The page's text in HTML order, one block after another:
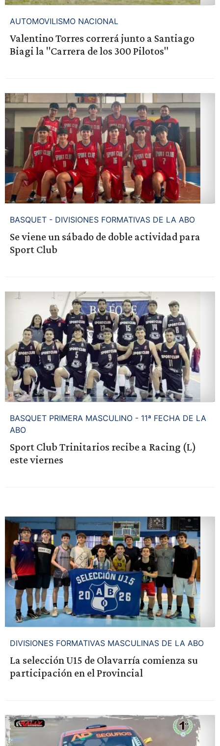
AUTOMOVILISMO NACIONAL
Valentino Torres correrá junto a Santiago
Biagi la "Carrera de los 300 Pilotos"
BASQUET - DIVISIONES FORMATIVAS DE LA ABO
Se viene un sábado de doble actividad para
Sport Club
BASQUET PRIMERA MASCULINO - 11ª FECHA DE LA
ABO
Sport Club Trinitarios recibe a Racing (L)
este viernes
DIVISIONES FORMATIVAS MASCULINAS DE LA ABO
La selección U15 de Olavarría comienza su
participación en el Provincial